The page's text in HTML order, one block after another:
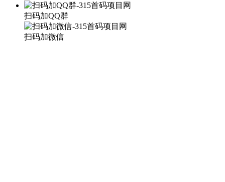
扫码加QQ群
扫码加微信